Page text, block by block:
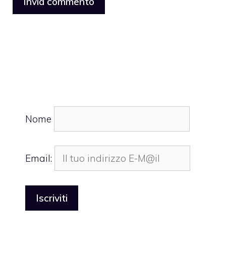
Nome
Email: